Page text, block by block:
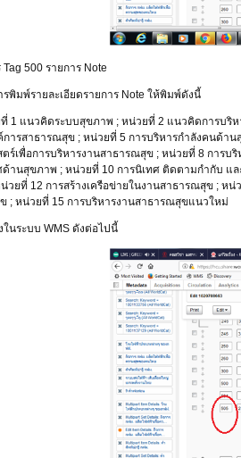
Tag 500 รายการ Note
รพิมพ์รายละเอียดรายการ Note ให้พิมพ์ดังนี้
1 แนวคิดระบบสุขภาพ ; หน่วยที่ 2 แนวคิดการบริ
การสาธารณสุข ; หน่วยที่ 5 การบริหารกำลังคนด้า
ตร์เพื่อการบริหารงานสาธารณสุข ; หน่วยที่ 8 การ
ด้านสุขภาพ ; หน่วยที่ 10 การนิเทศ ติดตามกำกับ แ
วยที่ 12 การสร้างเครือข่ายในงานสาธารณสุข ;
; หน่วยที่ 15 การบริหารงานสาธารณสุขแนวใหม่
ในระบบ WMS ดังต่อไปนี้